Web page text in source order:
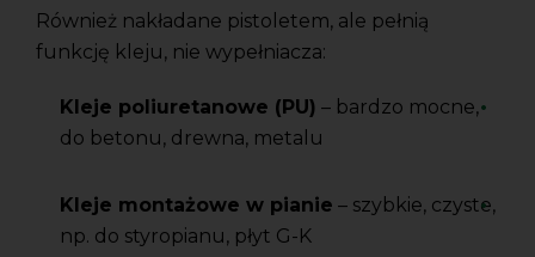
Również nakładane pistoletem, ale pełnią
funkcję kleju, nie wypełniacza:
Kleje poliuretanowe (PU) – bardzo mocne,
do betonu, drewna, metalu
Kleje montażowe w pianie – szybkie, czyste,
np. do styropianu, płyt G-K